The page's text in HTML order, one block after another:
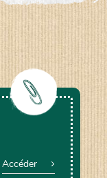
Accéder